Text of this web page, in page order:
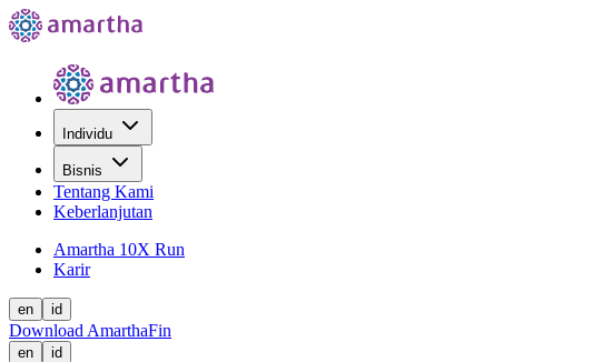
Individu
Bisnis
Tentang Kami
Keberlanjutan
Amartha 10X Run
Karir
en id
Download AmarthaFin
en id